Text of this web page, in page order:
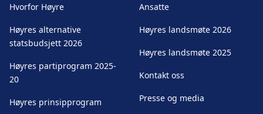
Hvorfor Høyre
Høyres alternative
statsbudsjett 2026
Høyres partiprogram 2025-
20
Høyres prinsipprogram
Ansatte
Høyres landsmøte 2026
Høyres landsmøte 2025
Kontakt oss
Presse og media